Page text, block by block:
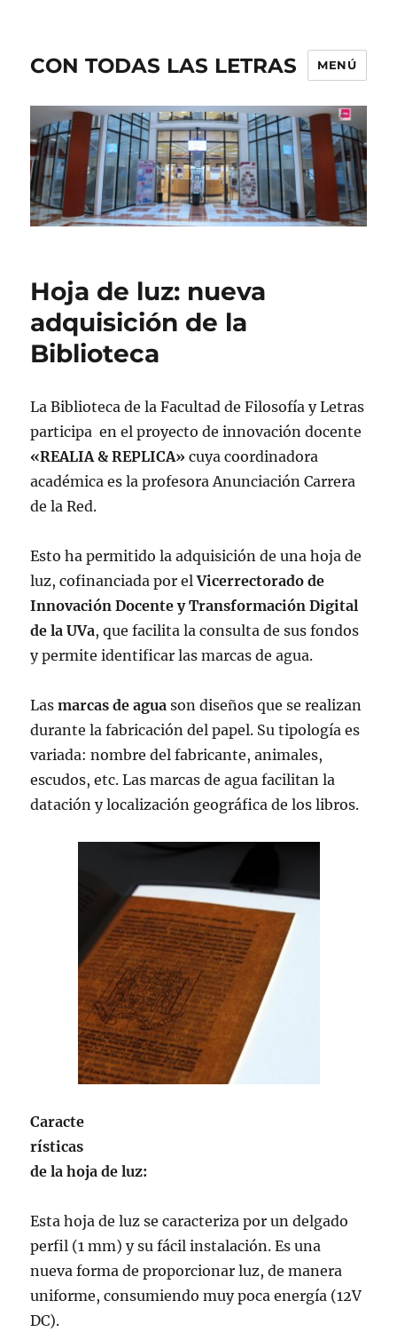
CON TODAS LAS LETRAS MENÚ
Hoja de luz: nueva
adquisición de la
Biblioteca
La Biblioteca de la Facultad de Filosofía y Letras
participa en el proyecto de innovación docente
«REALIA & REPLICA» cuya coordinadora
académica es la profesora Anunciación Carrera
de la Red.
Esto ha permitido la adquisición de una hoja de
luz, cofinanciada por elVicerrectorado de
Innovación Docente y Transformación Digital
de la UVa, que facilita la consulta de sus fondos
y permite identificar las marcas de agua.
Las marcas de agua son diseños que se realizan
durante la fabricación del papel. Su tipología es
variada: nombre del fabricante, animales,
escudos, etc. Las marcas de agua facilitan la
datación y localización geográfica de los libros.
Caracte
rísticas
de la hoja deluz:
Esta hoja de luz se caracteriza por un delgado
perfil (1 mm) y su fácil instalación. Es una
nueva forma de proporcionar luz, de manera
uniforme, consumiendo muy poca energía (12V
DC).